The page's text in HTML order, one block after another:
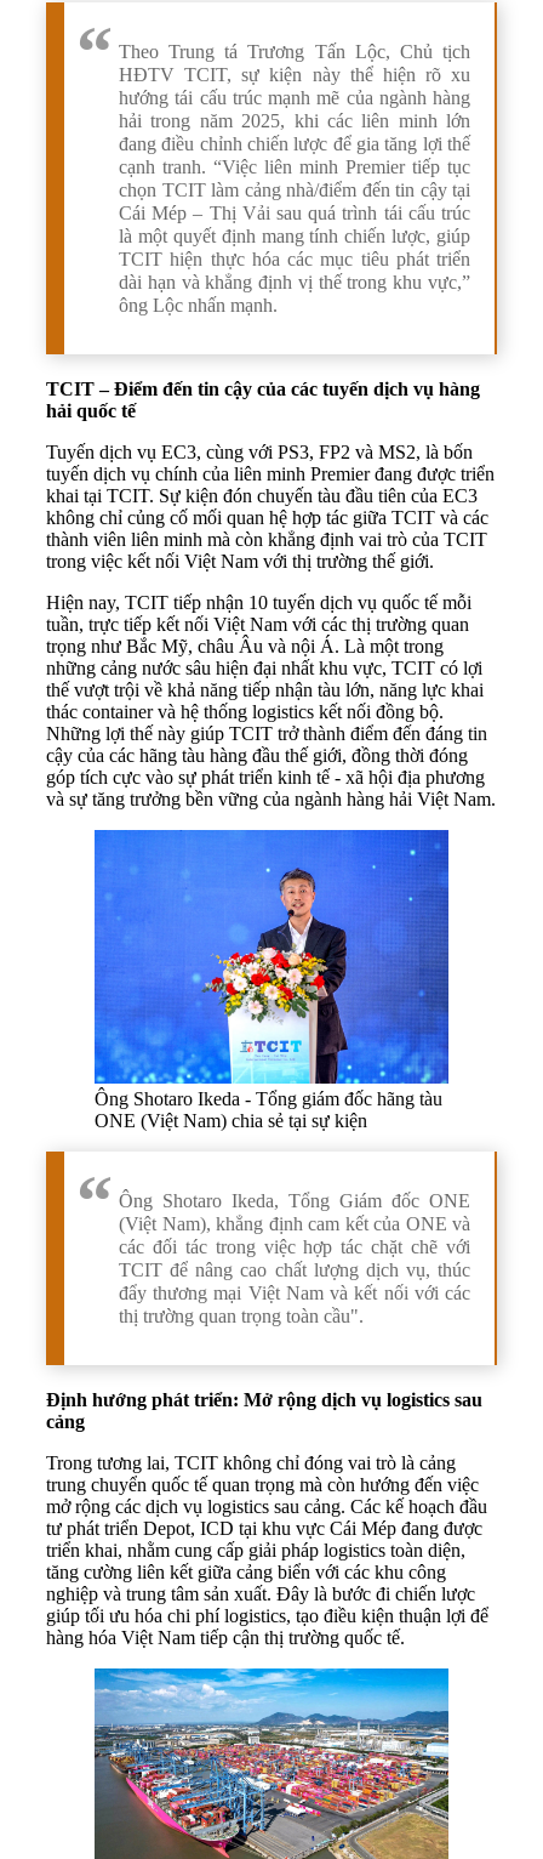
Theo Trung tá Trương Tấn Lộc, Chủ tịch
HĐTV TCIT, sự kiện này thể hiện rõ xu
hướng tái cấu trúc mạnh mẽ của ngành hàng
hải trong năm 2025, khi các liên minh lớn
đang điều chỉnh chiến lược để gia tăng lợi thế
cạnh tranh. “Việc liên minh Premier tiếp tục
chọn TCIT làm cảng nhà/điểm đến tin cậy tại
Cái Mép – Thị Vải sau quá trình tái cấu trúc
là một quyết định mang tính chiến lược, giúp
TCIT hiện thực hóa các mục tiêu phát triển
dài hạn và khẳng định vị thế trong khu vực,”
ông Lộc nhấn mạnh.
TCIT – Điểm đến tin cậy của các tuyến dịch vụ hàng
hải quốc tế
Tuyến dịch vụ EC3, cùng với PS3, FP2 và MS2, là bốn
tuyến dịch vụ chính của liên minh Premier đang được triển
khai tại TCIT. Sự kiện đón chuyến tàu đầu tiên của EC3
không chỉ củng cố mối quan hệ hợp tác giữa TCIT và các
thành viên liên minh mà còn khẳng định vai trò của TCIT
trong việc kết nối Việt Nam với thị trường thế giới.
Hiện nay, TCIT tiếp nhận 10 tuyến dịch vụ quốc tế mỗi
tuần, trực tiếp kết nối Việt Nam với các thị trường quan
trọng như Bắc Mỹ, châu Âu và nội Á. Là một trong
những cảng nước sâu hiện đại nhất khu vực, TCIT có lợi
thế vượt trội về khả năng tiếp nhận tàu lớn, năng lực khai
thác container và hệ thống logistics kết nối đồng bộ.
Những lợi thế này giúp TCIT trở thành điểm đến đáng tin
cậy của các hãng tàu hàng đầu thế giới, đồng thời đóng
góp tích cực vào sự phát triển kinh tế - xã hội địa phương
và sự tăng trưởng bền vững của ngành hàng hải Việt Nam.
Ông Shotaro Ikeda - Tổng giám đốc hãng tàu
ONE (Việt Nam) chia sẻ tại sự kiện
Ông Shotaro Ikeda, Tổng Giám đốc ONE
(Việt Nam), khẳng định cam kết của ONE và
các đối tác trong việc hợp tác chặt chẽ với
TCIT để nâng cao chất lượng dịch vụ, thúc
đẩy thương mại Việt Nam và kết nối với các
thị trường quan trọng toàn cầu".
Định hướng phát triển: Mở rộng dịch vụ logistics sau
cảng
Trong tương lai, TCIT không chỉ đóng vai trò là cảng
trung chuyển quốc tế quan trọng mà còn hướng đến việc
mở rộng các dịch vụ logistics sau cảng. Các kế hoạch đầu
tư phát triển Depot, ICD tại khu vực Cái Mép đang được
triển khai, nhằm cung cấp giải pháp logistics toàn diện,
tăng cường liên kết giữa cảng biển với các khu công
nghiệp và trung tâm sản xuất. Đây là bước đi chiến lược
giúp tối ưu hóa chi phí logistics, tạo điều kiện thuận lợi để
hàng hóa Việt Nam tiếp cận thị trường quốc tế.